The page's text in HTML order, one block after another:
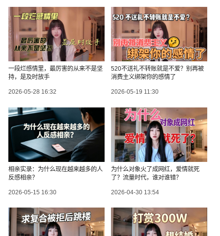
一段烂感情里，最厉害的从来不是坚
持，是及时放手
2026-05-28 16:32
520不送礼不转账就是不爱？别再被
消费主义绑架你的感情了
2026-05-19 11:30
相亲实录：为什么现在越来越多的人
反感相亲？
2026-05-15 16:30
为什么对象火了成网红，爱情就死
了？流量时代，谁对谁错？
2026-04-30 13:54